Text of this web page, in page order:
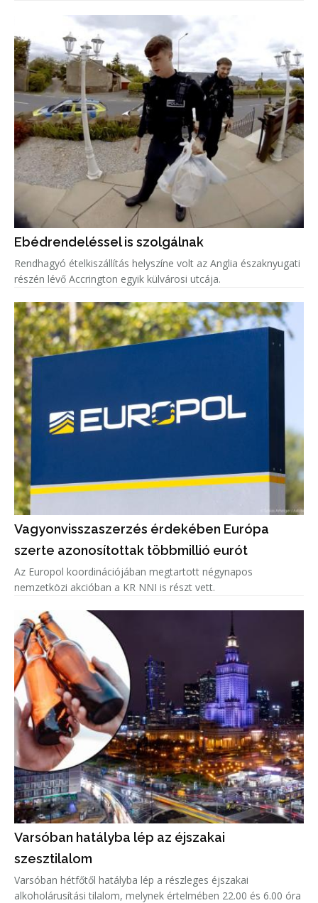
Ebédrendeléssel is szolgálnak
Rendhagyó ételkiszállítás helyszíne volt az Anglia északnyugati
részén lévő Accrington egyik külvárosi utcája.
Vagyonvisszaszerzés érdekében Európa
szerte azonosítottak többmillió eurót
Az Europol koordinációjában megtartott négynapos
nemzetközi akcióban a KR NNI is részt vett.
Varsóban hatályba lép az éjszakai
szesztilalom
Varsóban hétfőtől hatályba lép a részleges éjszakai
alkoholárusítási tilalom, melynek értelmében 22.00 és 6.00 óra